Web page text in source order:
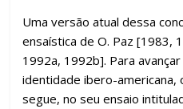
Uma versão atual dessa
ensaística de O. Paz [1983,
1992a, 1992b]. Para
identidade ibero-
segue, no seu ensaio